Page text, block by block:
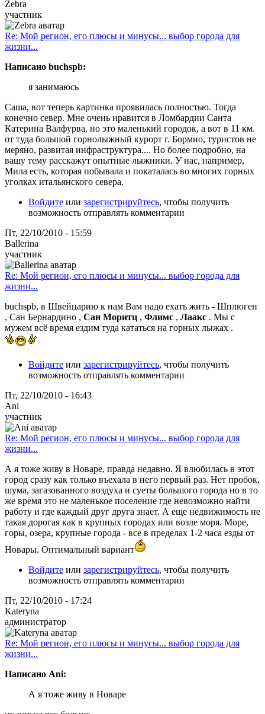
Zebra
участник
Re: Мой регион, его плюсы и минусы... выбор города для
жизни...
Написано buchspb:
я занимаюсь
Саша, вот теперь картинка проявилась полностью. Тогда
конечно север. Мне очень нравится в Ломбардии Санта
Катерина Валфурва, но это маленький городок, а вот в 11 км.
от туда большой горнолыжный курорт г. Бормио, туристов не
меряно, развитая инфраструктура.... Но более подробно, на
вашу тему расскажут опытные лыжники. У нас, например,
Мила есть, которая побывала и покаталась во многих горных
уголках итальянского севера.
Войдите или зарегистрируйтесь, чтобы получить
возможность отправлять комментарии
Пт, 22/10/2010 - 15:59
Ballerina
участник
Re: Мой регион, его плюсы и минусы... выбор города для
жизни...
buchspb, в Швейцарию к нам Вам надо ехать жить - Шплюген
, Сан Бернардино , Сан Моритц , Флимс , Лаакс . Мы с
мужем всё время ездим туда кататься на горных лыжах .
Войдите или зарегистрируйтесь, чтобы получить
возможность отправлять комментарии
Пт, 22/10/2010 - 16:43
Ani
участник
Re: Мой регион, его плюсы и минусы... выбор города для
жизни...
А я тоже живу в Новаре, правда недавно. Я влюбилась в этот
город сразу как только въехала в него первый раз. Нет пробок,
шума, загазованного воздуха и суеты большого города но в то
же время это не маленькое поселение где невозможно найти
работу и где каждый друг друга знает. А еще недвижимость не
такая дорогая как в крупных городах или возле моря. Море,
горы, озера, крупные города - все в пределах 1-2 часа езды от
Новары. Оптимальный вариант
Войдите или зарегистрируйтесь, чтобы получить
возможность отправлять комментарии
Пт, 22/10/2010 - 17:24
Kateryna
администратор
Re: Мой регион, его плюсы и минусы... выбор города для
жизни...
Написано Ani:
А я тоже живу в Новаре